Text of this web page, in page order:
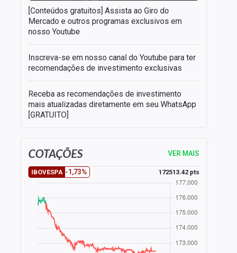
[Conteúdos gratuitos] Assista ao Giro do
Mercado e outros programas exclusivos em
nosso Youtube
Inscreva-se em nosso canal do Youtube para ter
recomendações de investimento exclusivas
Receba as recomendações de investimento
mais atualizadas diretamente em seu WhatsApp
[GRATUITO]
COTAÇÕES VER MAIS
IBOVESPA -1,73% 172513.42 pts